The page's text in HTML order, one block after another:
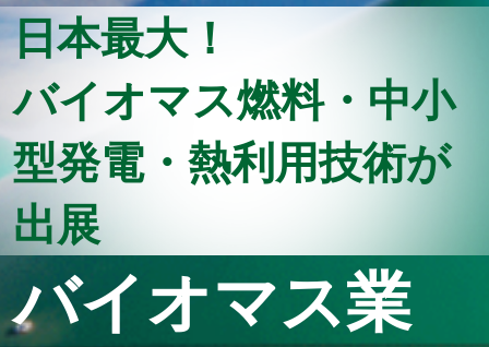
日本最大！
バイオマス燃料・中小
型発電・熱利用技術が
出展
バイオマス業